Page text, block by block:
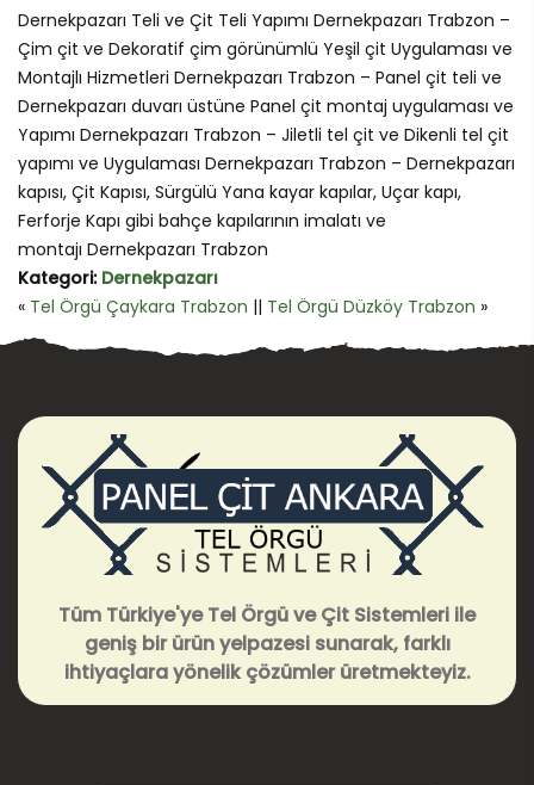
Dernekpazarı Teli ve Çit Teli Yapımı Dernekpazarı Trabzon –
Çim çit ve Dekoratif çim görünümlü Yeşil çit Uygulaması ve
Montajlı Hizmetleri Dernekpazarı Trabzon – Panel çit teli ve
Dernekpazarı duvarı üstüne Panel çit montaj uygulaması ve
Yapımı Dernekpazarı Trabzon – Jiletli tel çit ve Dikenli tel çit
yapımı ve Uygulaması Dernekpazarı Trabzon – Dernekpazarı
kapısı, Çit Kapısı, Sürgülü Yana kayar kapılar, Uçar kapı,
Ferforje Kapı gibi bahçe kapılarının imalatı ve
montajı Dernekpazarı Trabzon
Kategori: Dernekpazarı
« Tel Örgü Çaykara Trabzon || Tel Örgü Düzköy Trabzon »
Tüm Türkiye'ye Tel Örgü ve Çit Sistemleri ile
geniş bir ürün yelpazesi sunarak, farklı
ihtiyaçlara yönelik çözümler üretmekteyiz.